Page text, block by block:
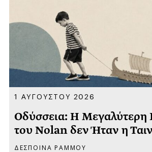
1 ΑΥΓΟΥΣΤΟΥ 2026
Οδύσσεια: Η Μεγαλύτερη
του Nolan δεν Ήταν η
ΔΕΣΠΟΙΝΑ ΡΑΜΜΟΥ